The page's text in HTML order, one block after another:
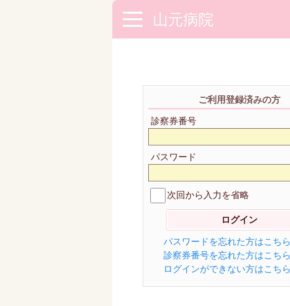
山元病院
ご利用登録済みの方
診察券番号
パスワード
次回から入力を省略
パスワードを忘れた方はこちら
診察券番号を忘れた方はこちら
ログインができない方はこちら